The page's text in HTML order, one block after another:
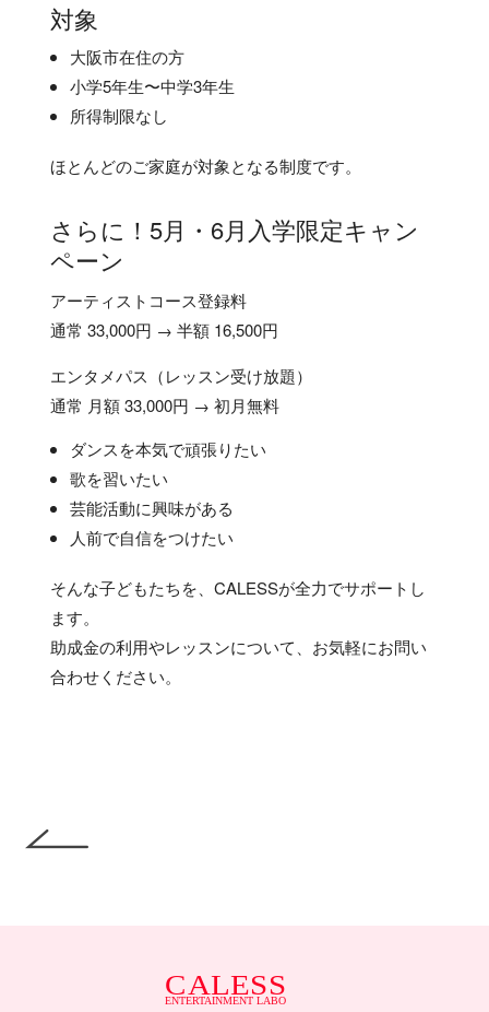
対象
大阪市在住の方
小学5年生〜中学3年生
所得制限なし
ほとんどのご家庭が対象となる制度です。
さらに！5月・6月入学限定キャン
ペーン
アーティストコース登録料
通常 33,000円 →半額 16,500円
エンタメパス（レッスン受け放題）
通常 月額 33,000円 →初月無料
ダンスを本気で頑張りたい
歌を習いたい
芸能活動に興味がある
人前で自信をつけたい
そんな子どもたちを、CALESSが全力でサポートし
ます。
助成金の利用やレッスンについて、お気軽にお問い
合わせください。